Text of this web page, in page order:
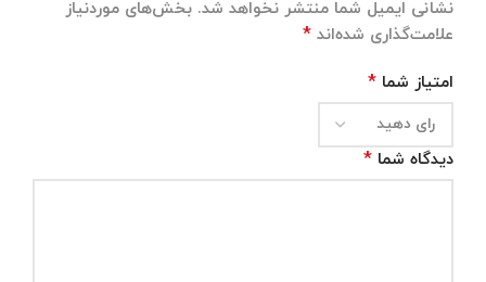
نشانی ایمیل شما منتشر نخواهد شد. بخش‌های موردنیاز
علامت‌گذاری شده‌اند *
امتیاز شما *
دیدگاه شما *